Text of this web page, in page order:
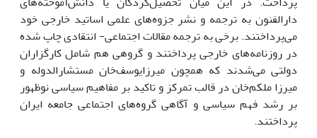
دارالفنون به ترجمه و نشر جزوه‌های علمی اساتید خارجی خود
می‌پرداختند. برخی به ترجمه مقالات اجتماعی- انتقادی چاپ شده
در روزنامه‌های خارجی پرداختند و گروهی هم شامل کارگزاران
دولتی می‌شدند که همچون میرزایوسف‌خان مستشارالدوله و
میرزا ملکم‌خان در قالب تمرکز و تاکید بر مفاهیم سیاسی نوظهور
بر رشد فهم سیاسی و آگاهی گروه‌های اجتماعی جامعه ایران
پرداختند.